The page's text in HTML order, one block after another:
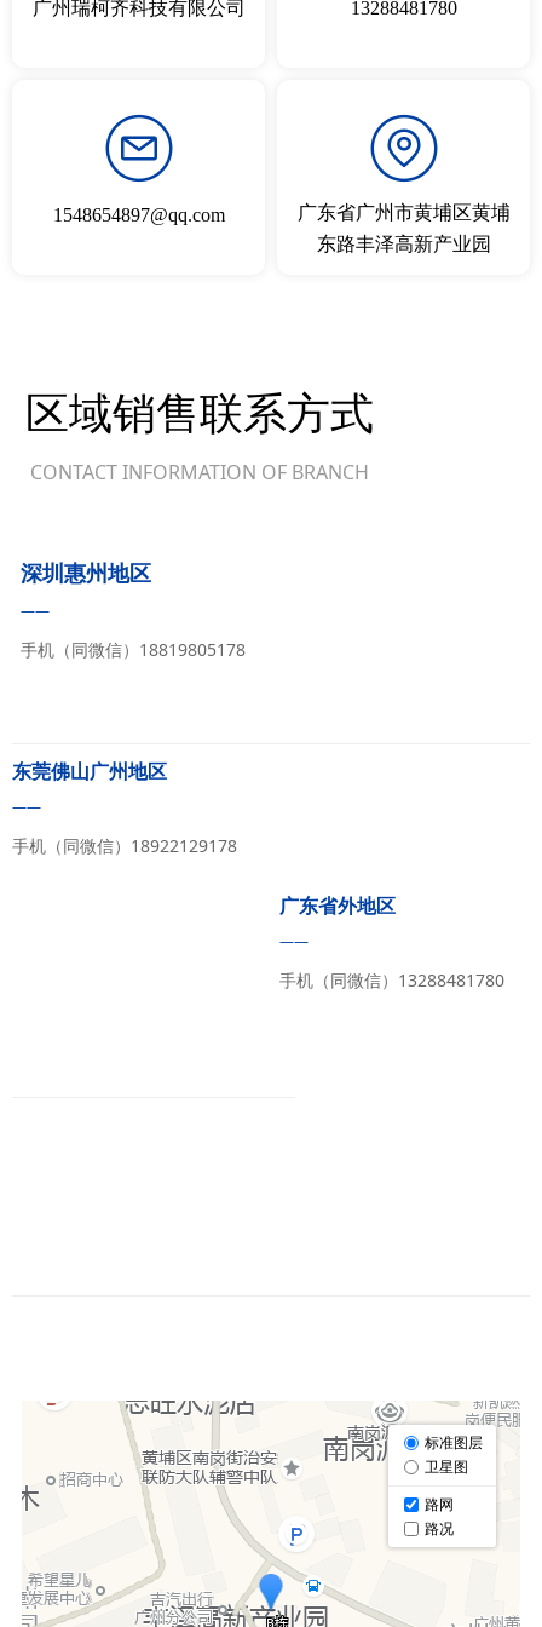
广州瑞柯齐科技有限公司 13288481780
1548654897@qq.com
广东省广州市黄埔区黄埔
东路丰泽高新产业园
区域销售联系方式
CONTACT INFORMATION OF BRANCH
深圳惠州地区
——
手机（同微信）18819805178
东莞佛山广州地区
——
手机（同微信）18922129178
广东省外地区
——
手机（同微信）13288481780